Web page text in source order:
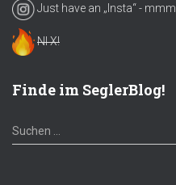
Just have an „Insta“ -
NI X!
Finde im SeglerBlog!
S
u
Suchen …